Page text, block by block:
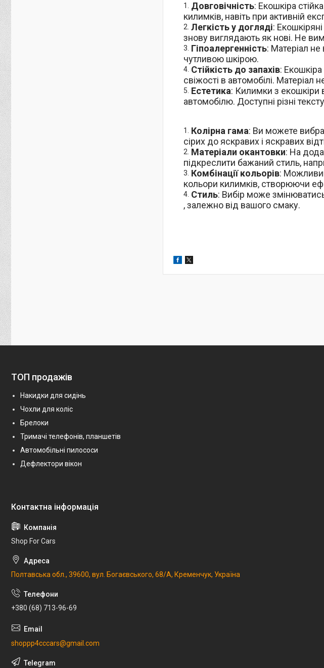
Довговічність: Екошкіра
килимків, навіть при активній
Легкість у догляді:
знову виглядають як нові. Не
Гіпоалергенність: Матеріал
чутливою шкірою.
Стійкість до запахів:
свіжості в автомобілі. Матеріал
Естетика: Килимки з
автомобілю. Доступні різні
Колірна гама: Ви можете
сірих до яскравих і яскравих
Матеріали окантовки: На
підкреслити бажаний стиль,
Комбінації кольорів:
кольори килимків, створюючи
Стиль: Вибір може
, залежно від вашого смаку.
ТОП продажів
Накидки для сидінь
Чохли для коліс
Брелоки
Тримачі телефонів, планшетів
Автомобільні пилососи
Дефлектори вікон
Shop For Cars
Полтавська обл., 39600, вул. Богаєвського, 68/А, Кременчук, Україна
+380 (68) 713-96-69
shoppp4cccars@gmail.com